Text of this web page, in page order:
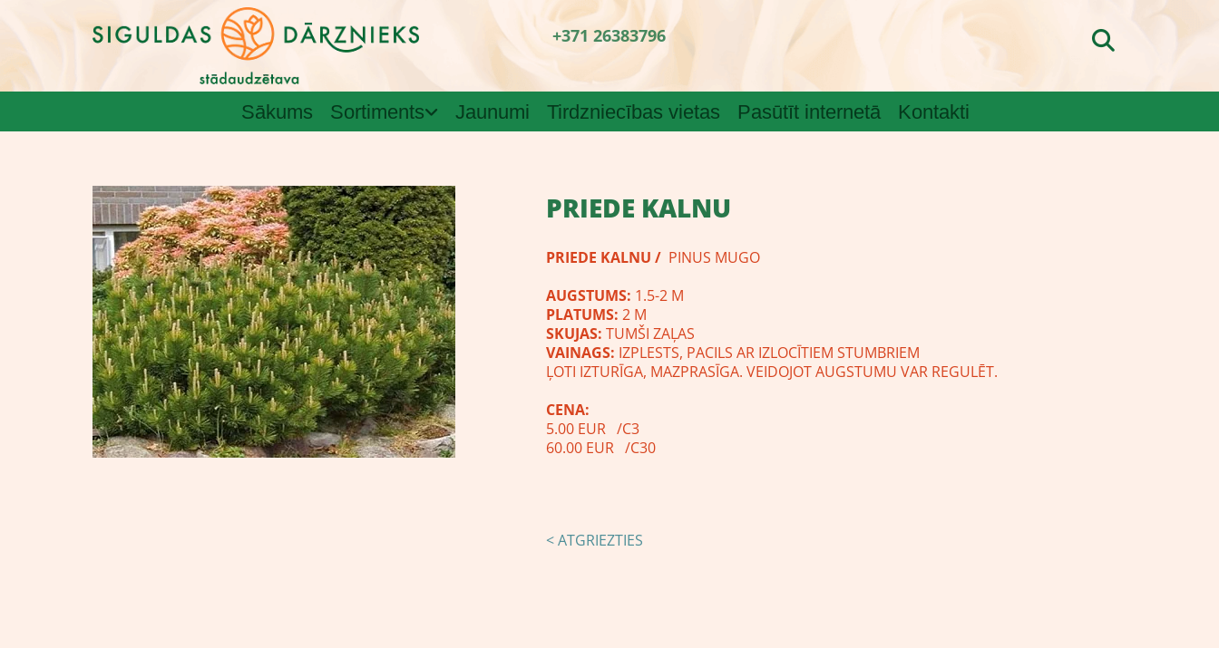
+371 26383796
Sākums Sortiments Jaunumi Tirdzniecības vietas Pasūtīt internetā Kontakti
PRIEDE KALNU
PRIEDE KALNU / PINUS MUGO
AUGSTUMS: 1.5-2 M
PLATUMS: 2 M
SKUJAS: TUMŠI ZAĻAS
VAINAGS: IZPLESTS, PACILS AR IZLOCĪTIEM STUMBRIEM
ĻOTI IZTURĪGA, MAZPRASĪGA. VEIDOJOT AUGSTUMU VAR REGULĒT.
CENA:
5.00 EUR /C3
60.00 EUR /C30
< ATGRIEZTIES